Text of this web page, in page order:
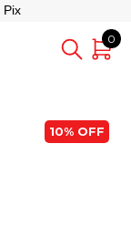
Pix
0
10%